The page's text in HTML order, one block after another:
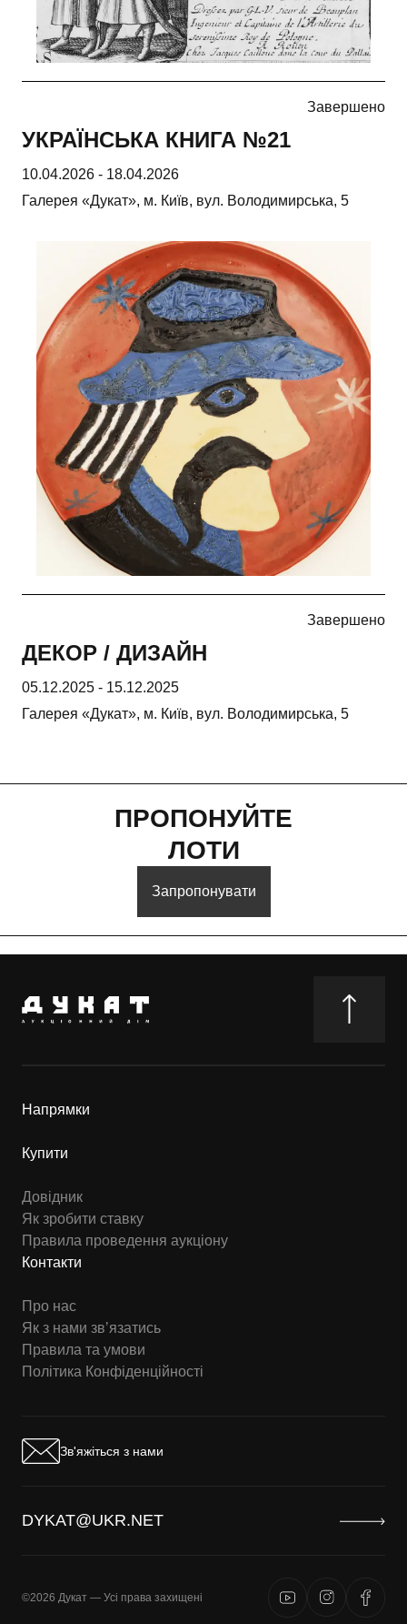
Завершено
УКРАЇНСЬКА КНИГА №21
10.04.2026 - 18.04.2026
Галерея «Дукат», м. Київ, вул. Володимирська, 5
Завершено
ДЕКОР / ДИЗАЙН
05.12.2025 - 15.12.2025
Галерея «Дукат», м. Київ, вул. Володимирська, 5
ПРОПОНУЙТЕ
ЛОТИ
Запропонувати
Напрямки
Купити
Довідник
Як зробити ставку
Правила проведення аукціону
Контакти
Про нас
Як з нами звʼязатись
Правила та умови
Політика Конфіденційності
Зв'яжіться з нами
DYKAT@UKR.NET
©2026 Дукат — Усі права захищені